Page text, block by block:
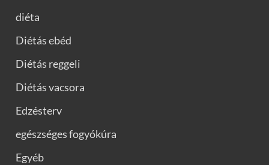
diéta
Diétás ebéd
Diétás reggeli
Diétás vacsora
Edzésterv
egészséges fogyókúra
Egyéb